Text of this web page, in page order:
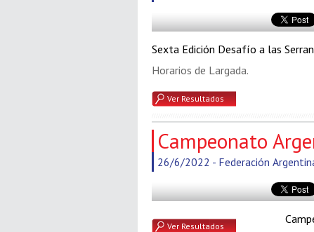
Sexta Edición Desafío a las
Horarios de Largada.
Ver Resultados
Campeonato
26/6/2022 - Federación
Ver Resultados